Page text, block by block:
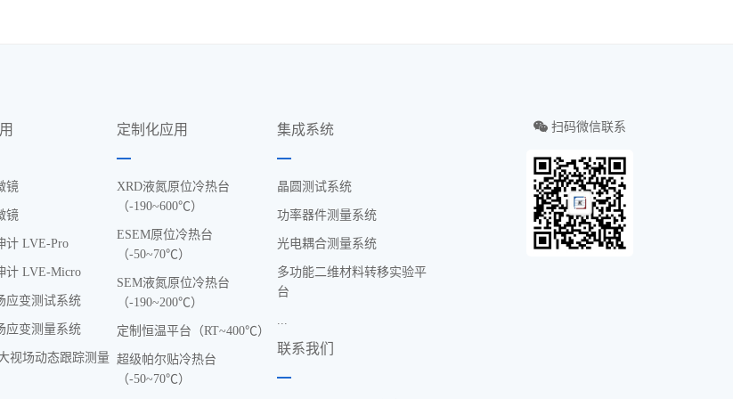
扫码微信联系
镜
镜
计 LVE-Pro
计 LVE-Micro
应变测试系统
应变测量系统
视场动态跟踪测量
定制化应用
XRD液氮原位冷热台
（-190~600℃）
ESEM原位冷热台
（-50~70℃）
SEM液氮原位冷热台
（-190~200℃）
定制恒温平台（RT~400℃）
超级帕尔贴冷热台
（-50~70℃）
集成系统
晶圆测试系统
功率器件测量系统
光电耦合测量系统
多功能二维材料转移实验平
台
...
联系我们